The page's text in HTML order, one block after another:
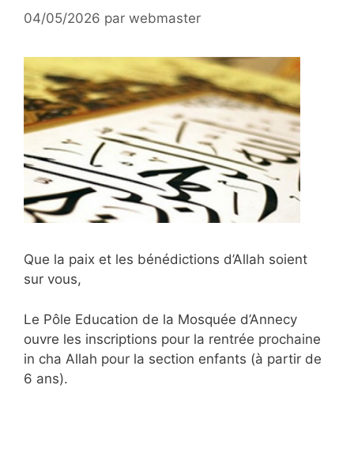
04/05/2026 par webmaster
Que la paix et les bénédictions d’Allah soient
sur vous,
Le Pôle Education de la Mosquée d’Annecy
ouvre les inscriptions pour la rentrée prochaine
in cha Allah pour la section enfants (à partir de
6 ans).